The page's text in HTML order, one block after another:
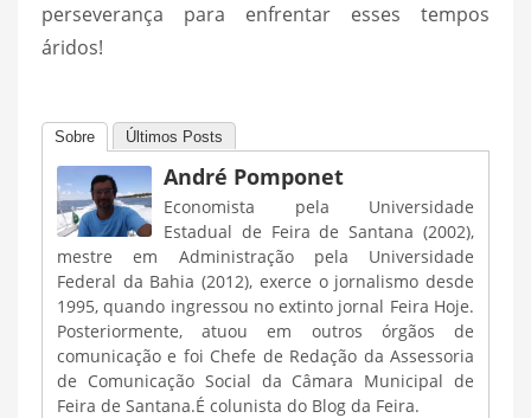
perseverança para enfrentar esses tempos
áridos!
Sobre Últimos Posts
André Pomponet
Economista pela Universidade
Estadual de Feira de Santana (2002),
mestre em Administração pela Universidade
Federal da Bahia (2012), exerce o jornalismo desde
1995, quando ingressou no extinto jornal Feira Hoje.
Posteriormente, atuou em outros órgãos de
comunicação e foi Chefe de Redação da Assessoria
de Comunicação Social da Câmara Municipal de
Feira de Santana.É colunista do Blog da Feira.